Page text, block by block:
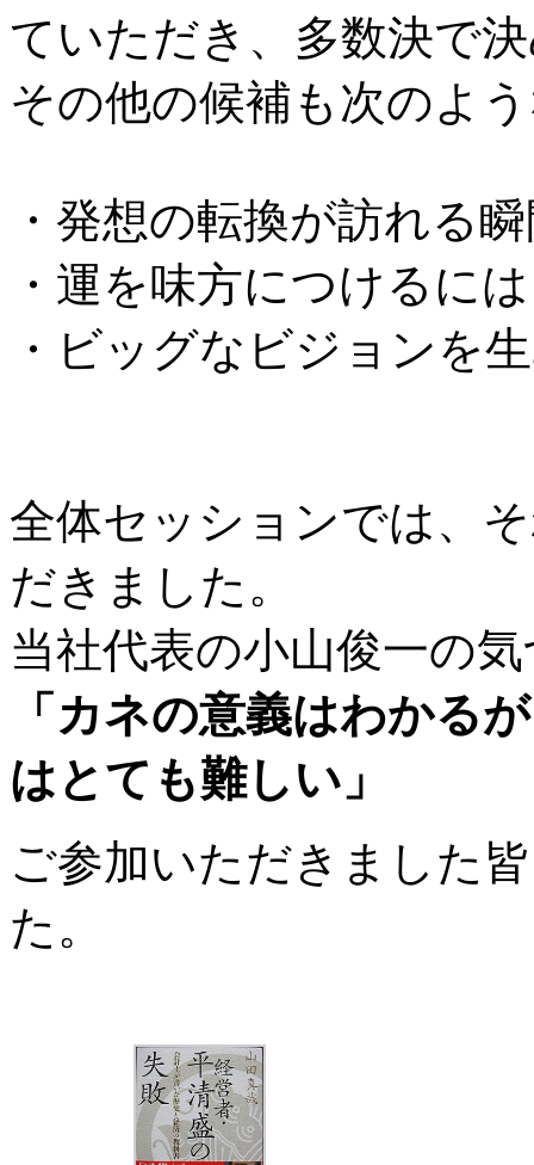
ていただき、多数決で
その他の候補も次のよ
・発想の転換が訪れる
・運を味方につけるに
・ビッグなビジョンを
全体セッションでは、
だきました。
当社代表の小山俊一の
「カネの意義はわかる
はとても難しい」
ご参加いただきました
た。